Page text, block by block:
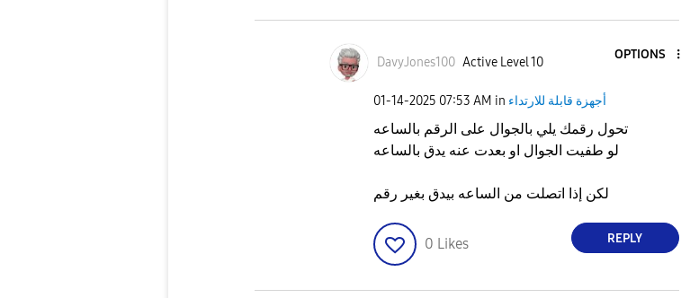
DavyJones100 Active Level 10
OPTIONS
‎01-14-2025 07:53 AM in أجهزة قابلة للارتداء
تحول رقمك يلي بالجوال على الرقم بالساعه
لو طفيت الجوال او بعدت عنه يدق بالساعه
لكن إذا اتصلت من الساعه بيدق بغير رقم
0 Likes REPLY